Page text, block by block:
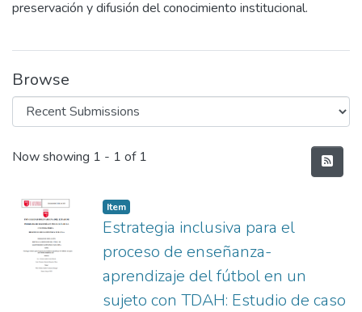
preservación y difusión del conocimiento institucional.
Browse
Recent Submissions
Now showing 1 - 1 of 1
Item
Estrategia inclusiva para el
proceso de enseñanza-
aprendizaje del fútbol en un
sujeto con TDAH: Estudio de caso